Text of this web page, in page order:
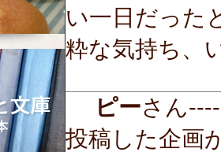
い一日だった
粋な気持ち、
ピーさん
投稿した企画